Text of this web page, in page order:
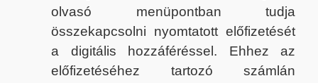
olvasó menüpontban tudja
összekapcsolni nyomtatott előfizetését
a digitális hozzáféréssel. Ehhez az
előfizetéséhez tartozó számlán